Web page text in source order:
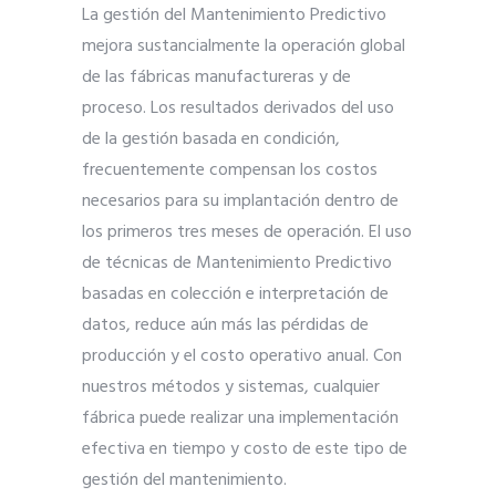
La gestión del Mantenimiento Predictivo
mejora sustancialmente la operación global
de las fábricas manufactureras y de
proceso. Los resultados derivados del uso
de la gestión basada en condición,
frecuentemente compensan los costos
necesarios para su implantación dentro de
los primeros tres meses de operación. El uso
de técnicas de Mantenimiento Predictivo
basadas en colección e interpretación de
datos, reduce aún más las pérdidas de
producción y el costo operativo anual. Con
nuestros métodos y sistemas, cualquier
fábrica puede realizar una implementación
efectiva en tiempo y costo de este tipo de
gestión del mantenimiento.